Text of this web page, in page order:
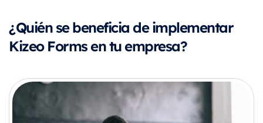
¿Quién se beneficia de implementar
Kizeo Forms en tu empresa?